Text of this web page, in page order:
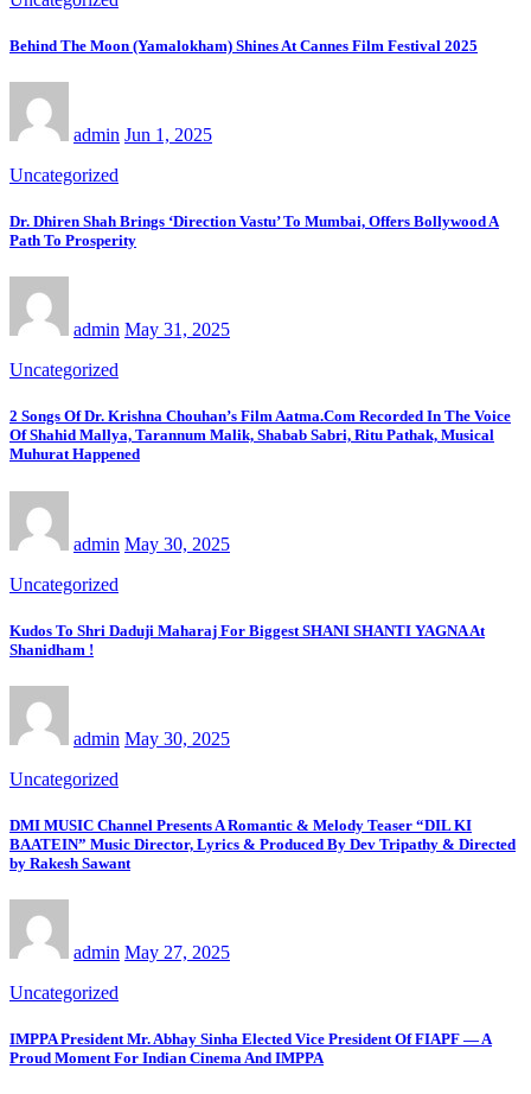
Behind The Moon (Yamalokham) Shines At Cannes Film Festival 2025
admin Jun 1, 2025
Uncategorized
Dr. Dhiren Shah Brings ‘Direction Vastu’ To Mumbai, Offers Bollywood A
Path To Prosperity
admin May 31, 2025
Uncategorized
2 Songs Of Dr. Krishna Chouhan’s Film Aatma.Com Recorded In The Voice
Of Shahid Mallya, Tarannum Malik, Shabab Sabri, Ritu Pathak, Musical
Muhurat Happened
admin May 30, 2025
Uncategorized
Kudos To Shri Daduji Maharaj For Biggest SHANI SHANTI YAGNA At
Shanidham !
admin May 30, 2025
Uncategorized
DMI MUSIC Channel Presents A Romantic & Melody Teaser “DIL KI
BAATEIN” Music Director, Lyrics & Produced By Dev Tripathy & Directed
by Rakesh Sawant
admin May 27, 2025
Uncategorized
IMPPA President Mr. Abhay Sinha Elected Vice President Of FIAPF — A
Proud Moment For Indian Cinema And IMPPA